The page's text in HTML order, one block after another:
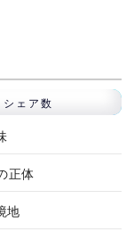
シェア数
正体
地